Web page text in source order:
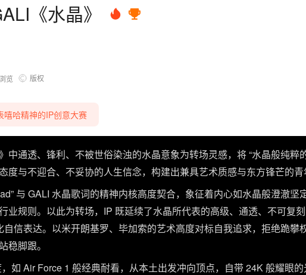
《水晶》
览 版权
嘻哈精神的IP创意大赛
中通透、锋利、不被世俗染浊的水晶意象为转场灵感，将 “水晶般纯粹
度与不迎合、不妥协的人生信念，构建出兼具艺术质感与东方锋芒的青
与 GALI 水晶歌词的精神内核高度契合，象征着内心如水晶般澄澈坚
业规则。以此为转场，IP 既延续了水晶所代表的高级、通透、不可复
自信表达。以米开朗基罗、毕加索的艺术高度对标自我追求，拒绝跪攀
稳脚跟。
，如 Air Force 1 般经典耐看，从本土出发冲向顶点，自带 24K 般耀眼